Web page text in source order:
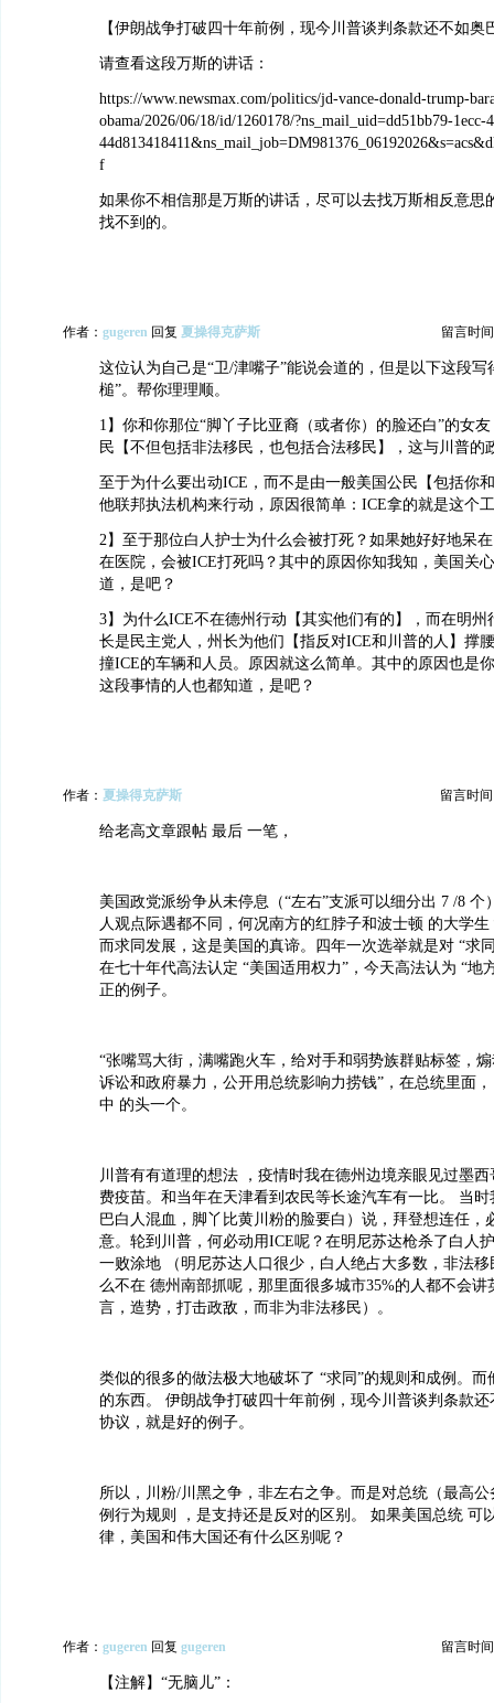
【伊朗战争打破四十年前例，现今川普谈判条款还不如奥
请查看这段万斯的讲话：
https://www.newsmax.com/politics/jd-vance-donald-trump-
obama/2026/06/18/id/1260178/?ns_mail_uid=dd51bb79-1ecc-
f
如果你不相信那是万斯的讲话，尽可以去找万斯相反意思
找不到的。
作者： gugeren 回复 夏操得克萨斯 留言时
这位认为自己是“卫/津嘴子”能说会道的，但是以下这段写
槌”。帮你理理顺。
1】你和你那位“脚丫子比亚裔（或者你）的脸还白”的女
民【不但包括非法移民，也包括合法移民】，这与川普的
至于为什么要出动ICE，而不是由一般美国公民【包括你
他联邦执法机构来行动，原因很简单：ICE拿的就是这个
2】至于那位白人护士为什么会被打死？如果她好好地呆
在医院，会被ICE打死吗？其中的原因你知我知，美国关
道，是吧？
3】为什么ICE不在德州行动【其实他们有的】，而在明州
长是民主党人，州长为他们【指反对ICE和川普的人】撑
撞ICE的车辆和人员。原因就这么简单。其中的原因也是
这段事情的人也都知道，是吧？
作者： 夏操得克萨斯 留言时间
给老高文章跟帖 最后 一笔，
美国政党派纷争从未停息（“左右”支派可以细分出 7 /8 个
人观点际遇都不同，何况南方的红脖子和波士顿 的大学
而求同发展，这是美国的真谛。四年一次选举就是对 “求
在七十年代高法认定 “美国适用权力”，今天高法认为 “地
正的例子。
“张嘴骂大街，满嘴跑火车，给对手和弱势族群贴标签，
诉讼和政府暴力，公开用总统影响力捞钱”，在总统里面
中 的头一个。
川普有有道理的想法 ，疫情时我在德州边境亲眼见过墨
费疫苗。和当年在天津看到农民等长途汽车有一比。 当
巴白人混血，脚丫比黄川粉的脸要白）说，拜登想连任，
意。轮到川普，何必动用ICE呢？在明尼苏达枪杀了白人
一败涂地 （明尼苏达人口很少，白人绝占大多数，非法
么不在 德州南部抓呢，那里面很多城市35%的人都不会讲
言，造势，打击政敌，而非为非法移民）。
类似的很多的做法极大地破坏了 “求同”的规则和成例。
的东西。 伊朗战争打破四十年前例，现今川普谈判条款
协议，就是好的例子。
所以，川粉/川黑之争，非左右之争。而是对总统（最高
例行为规则 ，是支持还是反对的区别。 如果美国总统 可
律，美国和伟大国还有什么区别呢？
作者： gugeren 回复 gugeren 留言时
【注解】“无脑儿”：